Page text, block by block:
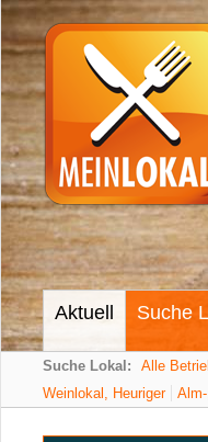
Aktuell Suche
Suche Lokal: Alle
Weinlokal, Heuriger